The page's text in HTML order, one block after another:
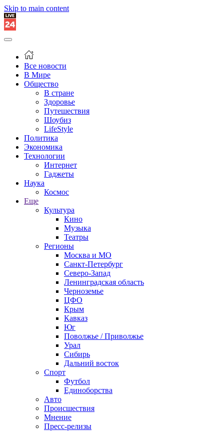
Skip to main content
Все новости
В Мире
Общество
В стране
Здоровье
Путешествия
Шоубиз
LifeStyle
Политика
Экономика
Технологии
Интернет
Гаджеты
Наука
Космос
Еще
Культура
Кино
Музыка
Театры
Регионы
Москва и МО
Санкт-Петербург
Северо-Запад
Ленинградская область
Черноземье
ЦФО
Крым
Кавказ
Юг
Поволжье / Приволжье
Урал
Сибирь
Дальний восток
Спорт
Футбол
Единоборства
Авто
Происшествия
Мнение
Пресс-релизы